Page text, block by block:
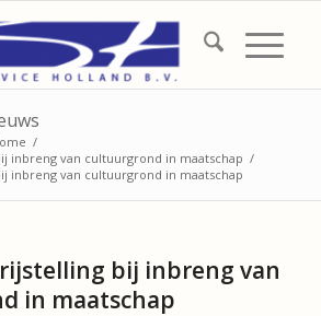
/
inbreng van cultuurgrond in maatschap /
inbreng van cultuurgrond in maatschap
bij inbreng van
in maatschap